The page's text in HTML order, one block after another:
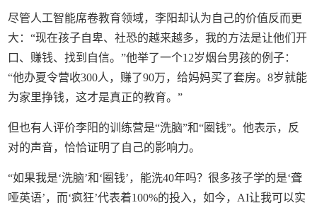
尽管人工智能席卷教育领域，李阳却认为自己的价值反而更
大：“现在孩子自卑、社恐的越来越多，我的方法是让他们开
口、赚钱、找到自信。”他举了一个12岁烟台男孩的例子：
“他办夏令营收300人，赚了90万，给妈妈买了套房。8岁就能
为家里挣钱，这才是真正的教育。”
但也有人评价李阳的训练营是“洗脑”和“圈钱”。他表示，反
对的声音，恰恰证明了自己的影响力。
“如果我是‘洗脑’和‘圈钱’，能洗40年吗？很多孩子学的是‘聋
哑英语’，而‘疯狂’代表着100%的投入，如今，AI让我可以实